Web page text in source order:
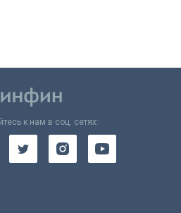
к нам в соц. сетях: